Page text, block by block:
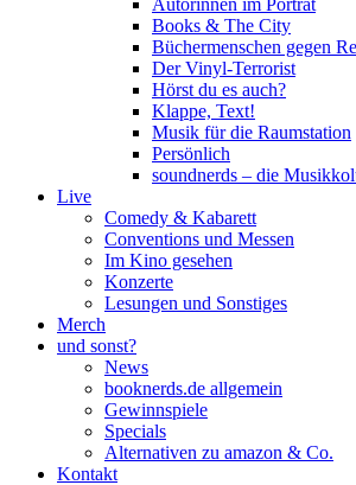
Autorinnen im Porträt
Books & The City
Büchermenschen gegen
Der Vinyl-Terrorist
Hörst du es auch?
Klappe, Text!
Musik für die Raumstation
Persönlich
soundnerds – die
Live
Comedy & Kabarett
Conventions und Messen
Im Kino gesehen
Konzerte
Lesungen und Sonstiges
Merch
und sonst?
News
booknerds.de allgemein
Gewinnspiele
Specials
Alternativen zu amazon & Co.
Kontakt